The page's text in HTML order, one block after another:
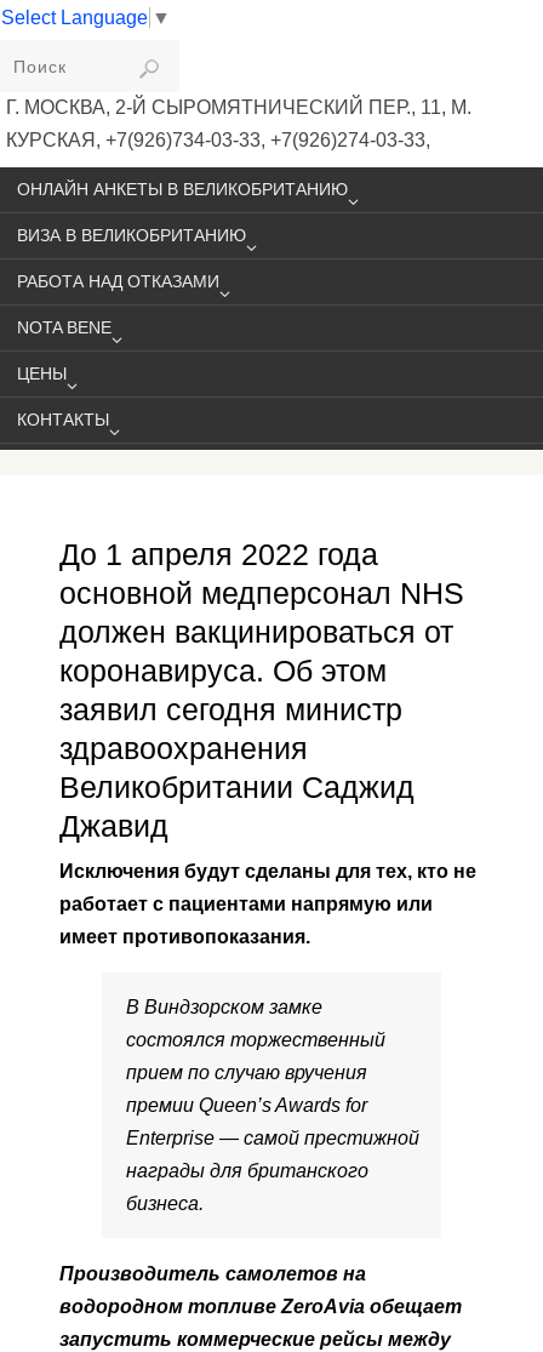
Select Language ▼
VIKIVISA
Г. МОСКВА, 2-Й СЫРОМЯТНИЧЕСКИЙ ПЕР., 11, М.
КУРСКАЯ, +7(926)734-03-33, +7(926)274-03-33,
VISA@VIKIVISA.RU
ОНЛАЙН АНКЕТЫ В ВЕЛИКОБРИТАНИЮ
ВИЗА В ВЕЛИКОБРИТАНИЮ
РАБОТА НАД ОТКАЗАМИ
NOTA BENE
ЦЕНЫ
КОНТАКТЫ
До 1 апреля 2022 года
основной медперсонал NHS
должен вакцинироваться от
коронавируса. Об этом
заявил сегодня министр
здравоохранения
Великобритании Саджид
Джавид
Исключения будут сделаны для тех, кто не
работает с пациентами напрямую или
имеет противопоказания.
В Виндзорском замке
состоялся торжественный
прием по случаю вручения
премии Queen’s Awards for
Enterprise — самой престижной
награды для британского
бизнеса.
Производитель самолетов на
водородном топливе ZeroAvia обещает
запустить коммерческие рейсы между